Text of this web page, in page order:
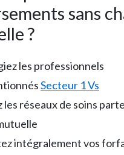
sans
?
les professionnels
Secteur 1 Vs
les réseaux de soins
intégralement vos